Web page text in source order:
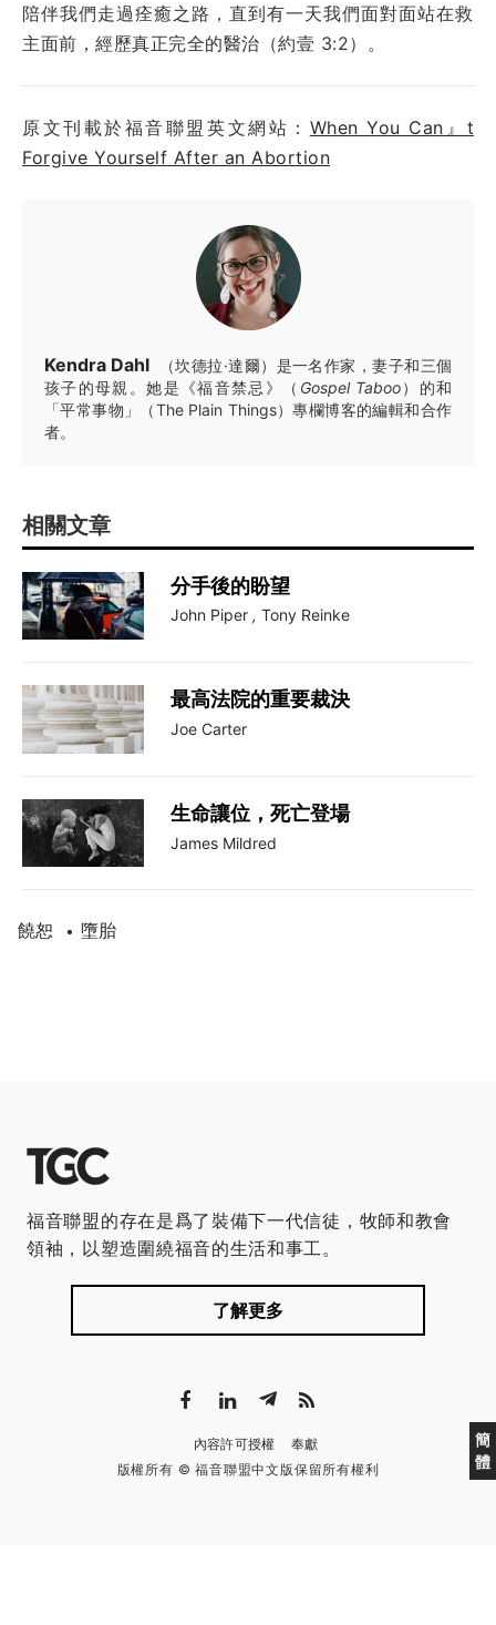
陪伴我們走過痊癒之路，直到有一天我們面對面站在救
主面前，經歷真正完全的醫治（約壹 3:2）。
原文刊載於福音聯盟英文網站： When You Can』t
Forgive Yourself After an Abortion
Kendra Dahl
（坎德拉·達爾）是一名作家，妻子和三個
孩子的母親。她是《福音禁忌》（ Gospel Taboo）的和
「平常事物」（The Plain Things）專欄博客的編輯和合作
者。
相關文章
分手後的盼望
John Piper , Tony Reinke
最高法院的重要裁決
Joe Carter
生命讓位，死亡登場
James Mildred
饒恕 • 墮胎
簡
體
福音聯盟的存在是爲了裝備下一代信徒，牧師和教會
領袖，以塑造圍繞福音的生活和事工。
了解更多
內容許可授權
奉獻
版權所有 © 福音聯盟中文版保留所有權利